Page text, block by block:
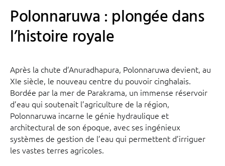
Polonnaruwa : plongée dans
l’histoire royale
Après la chute d’Anuradhapura, Polonnaruwa devient, au
XIe siècle, le nouveau centre du pouvoir cinghalais.
Bordée par la mer de Parakrama, un immense réservoir
d’eau qui soutenait l’agriculture de la région,
Polonnaruwa incarne le génie hydraulique et
architectural de son époque, avec ses ingénieux
systèmes de gestion de l’eau qui permettent d’irriguer
les vastes terres agricoles.